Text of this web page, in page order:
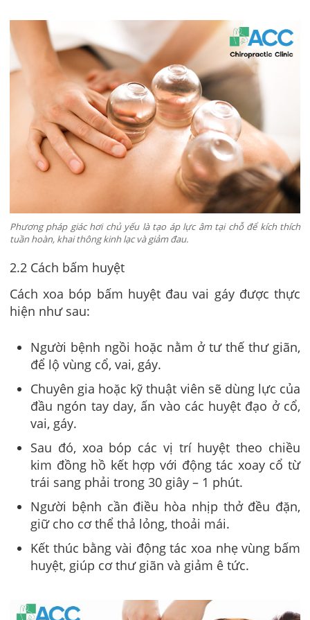
Phương pháp giác hơi chủ yếu là tạo áp lực âm tại chỗ để kích thích
tuần hoàn, khai thông kinh lạc và giảm đau.
2.2 Cách bấm huyệt
Cách xoa bóp bấm huyệt đau vai gáy được thực
hiện như sau:
Người bệnh ngồi hoặc nằm ở tư thế thư giãn,
để lộ vùng cổ, vai, gáy.
Chuyên gia hoặc kỹ thuật viên sẽ dùng lực của
đầu ngón tay day, ấn vào các huyệt đạo ở cổ,
vai, gáy.
Sau đó, xoa bóp các vị trí huyệt theo chiều
kim đồng hồ kết hợp với động tác xoay cổ từ
trái sang phải trong 30 giây – 1 phút.
Người bệnh cần điều hòa nhịp thở đều đặn,
giữ cho cơ thể thả lỏng, thoải mái.
Kết thúc bằng vài động tác xoa nhẹ vùng bấm
huyệt, giúp cơ thư giãn và giảm ê tức.